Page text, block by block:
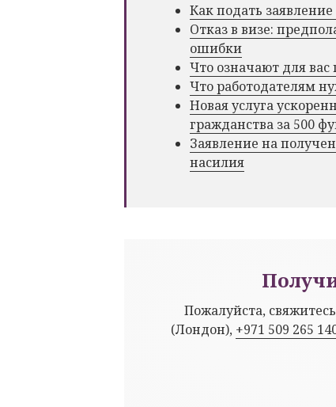
Как подать
Отказ в визе:
ошибки
Что означают для
Что работодателям
Новая услуга
гражданства за 500
Заявление на
насилия
Пожалуйста,
(Лондон), +971 509 265